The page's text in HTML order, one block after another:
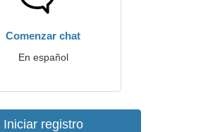
Comenzar chat
En español
Iniciar registro